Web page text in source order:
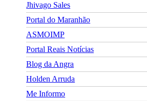
Jhivago Sales
Portal do Maranhão
ASMOIMP
Portal Reais Notí­cias
Blog da Angra
Holden Arruda
Me Informo